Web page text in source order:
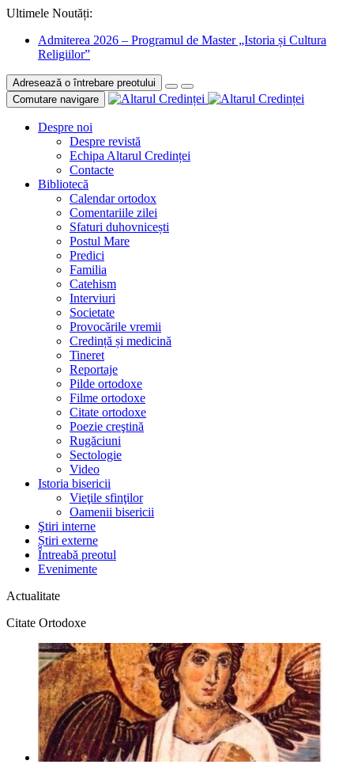
Ultimele Noutăți:
Admiterea 2026 – Programul de Master „Istoria și Cultura
Religiilor”
Adresează o întrebare preotului
Comutare navigare
Despre noi
Despre revistă
Echipa Altarul Credinței
Contacte
Bibliotecă
Calendar ortodox
Comentariile zilei
Sfaturi duhovnicești
Postul Mare
Predici
Familia
Catehism
Interviuri
Societate
Provocările vremii
Credință și medicină
Tineret
Reportaje
Pilde ortodoxe
Filme ortodoxe
Citate ortodoxe
Poezie creştină
Rugăciuni
Sectologie
Video
Istoria bisericii
Vieţile sfinţilor
Oamenii bisericii
Ştiri interne
Știri externe
Întreabă preotul
Evenimente
Actualitate
Citate Ortodoxe